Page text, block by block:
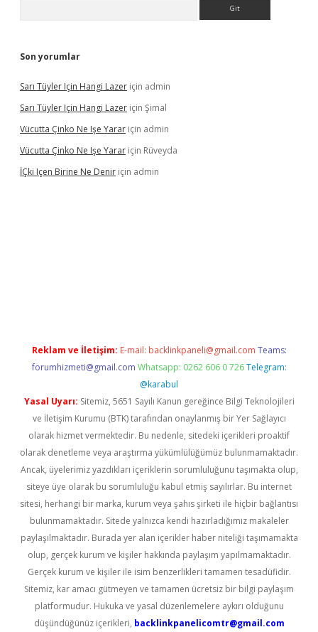
Son yorumlar
Sarı Tüyler Için Hangi Lazer için admin
Sarı Tüyler Için Hangi Lazer için Şimal
Vücutta Çinko Ne Işe Yarar için admin
Vücutta Çinko Ne Işe Yarar için Rüveyda
İÇki Içen Birine Ne Denir için admin
Reklam ve İletişim: E-mail: backlinkpaneli@gmail.com Teams:
forumhizmeti@gmail.com Whatsapp: 0262 606 0 726 Telegram:
@karabul
Yasal Uyarı: Sitemiz, 5651 Sayılı Kanun gereğince Bilgi Teknolojileri
ve İletişim Kurumu (BTK) tarafından onaylanmış bir Yer Sağlayıcı
olarak hizmet vermektedir. Bu nedenle, sitedeki içerikleri proaktif
olarak denetleme veya araştırma yükümlülüğümüz bulunmamaktadır.
Ancak, üyelerimiz yazdıkları içeriklerin sorumluluğunu taşımakta olup,
siteye üye olarak bu sorumluluğu kabul etmiş sayılırlar. Bu internet
sitesi, herhangi bir marka, kurum veya şahıs şirketi ile hiçbir bağlantısı
bulunmamaktadır. Sitede yalnızca kendi hazırladığımız makaleler
paylaşılmaktadır. Burada yer alan içerikler haber niteliği taşımamakta
olup, gerçek kurum ve kişiler hakkında paylaşım yapılmamaktadır.
Gerçek kurum ve kişiler ile isim benzerlikleri tamamen tesadüfidir.
Sitemiz, kar amacı gütmeyen ve tamamen ücretsiz bir bilgi paylaşım
platformudur. Hukuka ve yasal düzenlemelere aykırı olduğunu
düşündüğünüz içerikleri, backlinkpanelicomtr@gmail.com